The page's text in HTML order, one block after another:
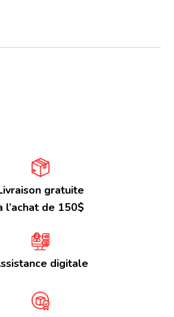
gratuite
l’achat de 150$
digitale